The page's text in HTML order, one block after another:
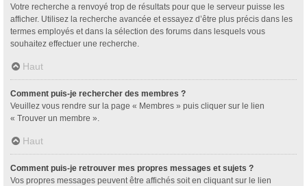
Votre recherche a renvoyé trop de résultats pour que le serveur puisse les
afficher. Utilisez la recherche avancée et essayez d’être plus précis dans les
termes employés et dans la sélection des forums dans lesquels vous
souhaitez effectuer une recherche.
Haut
Comment puis-je rechercher des membres ?
Veuillez vous rendre sur la page « Membres » puis cliquer sur le lien
« Trouver un membre ».
Haut
Comment puis-je retrouver mes propres messages et sujets ?
Vos propres messages peuvent être affichés soit en cliquant sur le lien